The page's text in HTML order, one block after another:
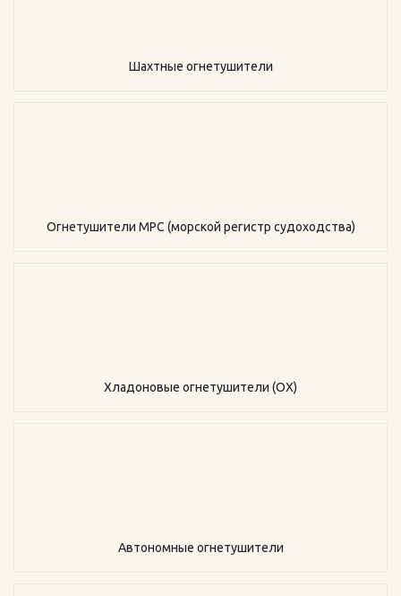
Шахтные огнетушители
Огнетушители МРС (морской регистр судоходства)
Хладоновые огнетушители (ОХ)
Автономные огнетушители